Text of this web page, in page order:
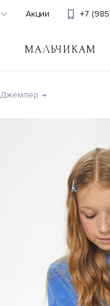
МАЛЬЧИКАМ
+7
Акции
Джемпер